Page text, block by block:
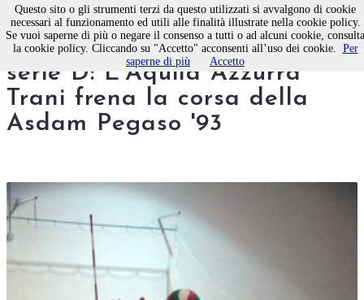
Pallavolo femminile Molfetta,
serie D: L'Aquila Azzurra
Trani frena la corsa della
Asdam Pegaso '93
Questo sito o gli strumenti terzi da questo utilizzati si avvalgono di cookie
necessari al funzionamento ed utili alle finalità illustrate nella cookie policy.
Se vuoi saperne di più o negare il consenso a tutti o ad alcuni cookie, consulta
la cookie policy. Cliccando su "Accetto" acconsenti all’uso dei cookie. Per
saperne di più
Accetto